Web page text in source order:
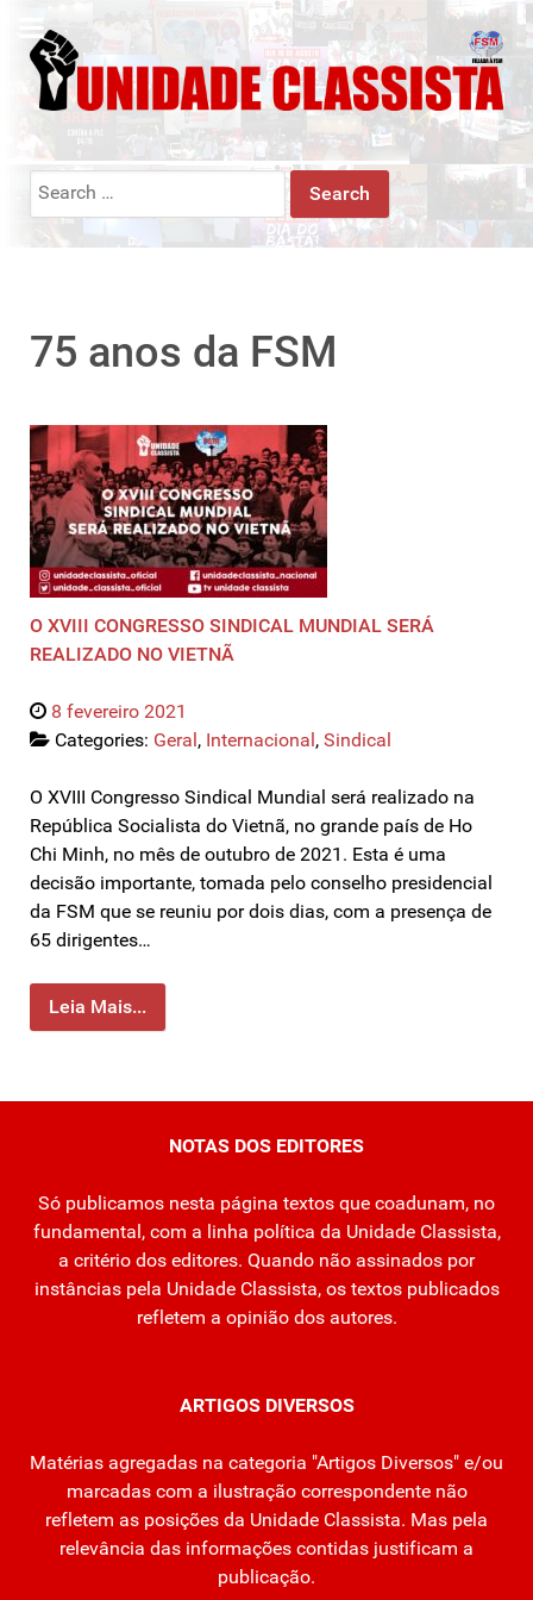
Search
75 anos da FSM
O XVIII CONGRESSO SINDICAL MUNDIAL SERÁ
REALIZADO NO VIETNÃ
8 fevereiro 2021
Categories: Geral, Internacional, Sindical
O XVIII Congresso Sindical Mundial será realizado na
República Socialista do Vietnã, no grande país de Ho
Chi Minh, no mês de outubro de 2021. Esta é uma
decisão importante, tomada pelo conselho presidencial
da FSM que se reuniu por dois dias, com a presença de
65 dirigentes…
Leia Mais...
NOTAS DOS EDITORES
Só publicamos nesta página textos que coadunam, no
fundamental, com a linha política da Unidade Classista,
a critério dos editores. Quando não assinados por
instâncias pela Unidade Classista, os textos publicados
refletem a opinião dos autores.
ARTIGOS DIVERSOS
Matérias agregadas na categoria "Artigos Diversos" e/ou
marcadas com a ilustração correspondente não
refletem as posições da Unidade Classista. Mas pela
relevância das informações contidas justificam a
publicação.